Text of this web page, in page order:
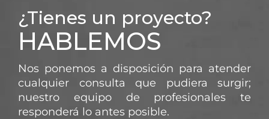
ALL IN ONE
CAIXABANK –
PAMPLONA
ALL IN ONE
¿Tienes un proyecto?
HABLEMOS
Nos ponemos a disposición para atender
cualquier consulta que pudiera surgir;
nuestro equipo de profesionales te
responderá lo antes posible.